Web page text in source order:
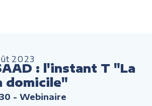
2023
: l'instant T "La
domicile"
- Webinaire